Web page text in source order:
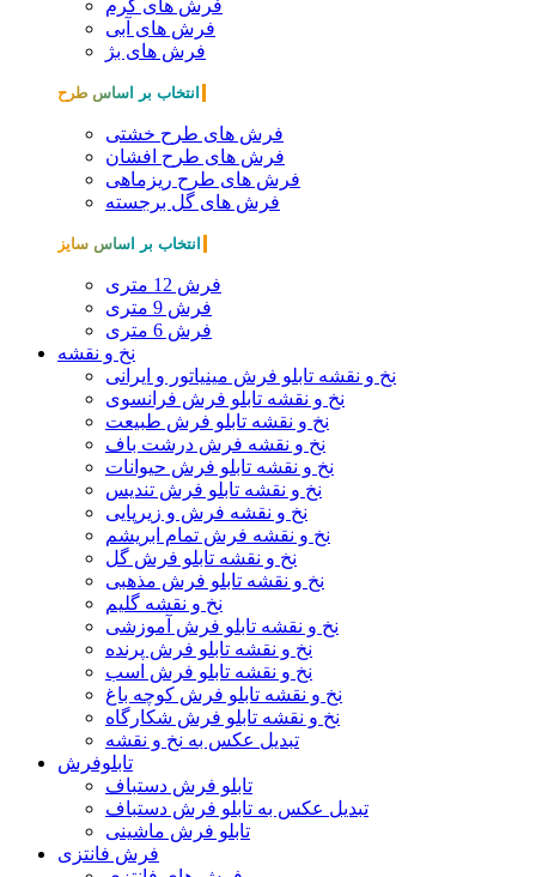
فرش های کرم
فرش های آبی
فرش های بژ
انتخاب بر اساس طرح
فرش های طرح خشتی
فرش های طرح افشان
فرش های طرح ریزماهی
فرش های گل برجسته
انتخاب بر اساس سایز
فرش 12 متری
فرش 9 متری
فرش 6 متری
نخ و نقشه
نخ و نقشه تابلو فرش مینیاتور و ایرانی
نخ و نقشه تابلو فرش فرانسوی
نخ و نقشه تابلو فرش طبیعت
نخ و نقشه فرش درشت باف
نخ و نقشه تابلو فرش حیوانات
نخ و نقشه تابلو فرش تندیس
نخ و نقشه فرش و زیرپایی
نخ و نقشه فرش تمام ابریشم
نخ و نقشه تابلو فرش گل
نخ و نقشه تابلو فرش مذهبی
نخ و نقشه گلیم
نخ و نقشه تابلو فرش آموزشی
نخ و نقشه تابلو فرش پرنده
نخ و نقشه تابلو فرش اسب
نخ و نقشه تابلو فرش کوچه باغ
نخ و نقشه تابلو فرش شکارگاه
تبدیل عکس به نخ و نقشه
تابلوفرش
تابلو فرش دستباف
تبدیل عکس به تابلو فرش دستباف
تابلو فرش ماشینی
فرش فانتزی